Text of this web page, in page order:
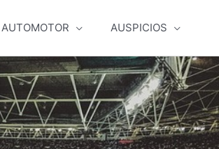
AUTOMOTOR AUSPICIOS